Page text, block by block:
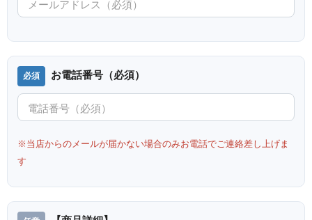
お電話番号（必須）
※当店からのメールが届かない場合のみお電話でご連絡差し上げま
す